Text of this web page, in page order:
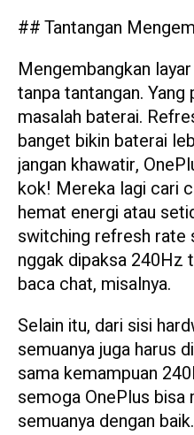
## Tantangan
Mengembangkan
tanpa tantangan.
masalah baterai.
banget bikin baterai
jangan khawatir,
kok! Mereka lagi cari
hemat energi atau
switching refresh rate
nggak dipaksa 240Hz
baca chat, misalnya.
Selain itu, dari sisi
semuanya juga harus
sama kemampuan
semoga OnePlus bisa
semuanya dengan baik.